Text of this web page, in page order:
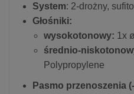
System: 2-drożny,
Głośniki:
wysokotonowy: 1x
średnio-
Polypropylene
Pasmo przenoszenia